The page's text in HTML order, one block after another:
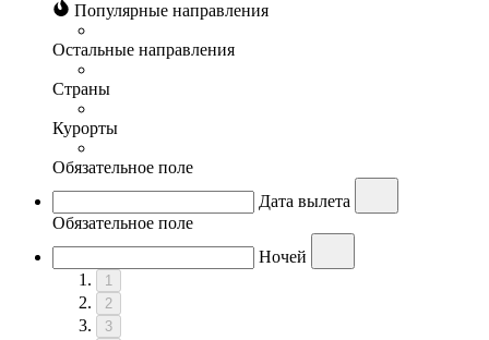
Популярные направления
Остальные направления
Страны
Курорты
Обязательное поле
Дата вылета
Обязательное поле
Ночей
1
2
3